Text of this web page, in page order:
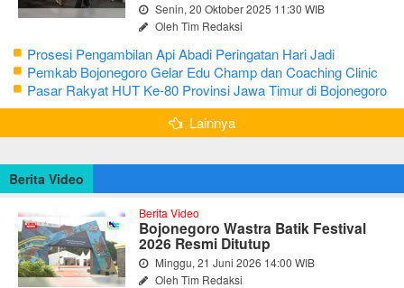
Senin, 20 Oktober 2025 11:30 WIB
Oleh Tim Redaksi
Prosesi Pengambilan Api Abadi Peringatan Hari Jadi
Bojonegoro Ke-348
Pemkab Bojonegoro Gelar Edu Champ dan Coaching Clinic
Seni Reog dan Jaranan
Pasar Rakyat HUT Ke-80 Provinsi Jawa Timur di Bojonegoro
Lainnya
Berita Video
Berita Video
Bojonegoro Wastra Batik Festival
2026 Resmi Ditutup
Minggu, 21 Juni 2026 14:00 WIB
Oleh Tim Redaksi